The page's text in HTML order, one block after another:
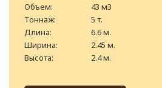
Объем:
43 м3
Тоннаж:
5 т.
Длина:
6.6 м.
Ширина:
2.45 м.
Высота:
2.4 м.